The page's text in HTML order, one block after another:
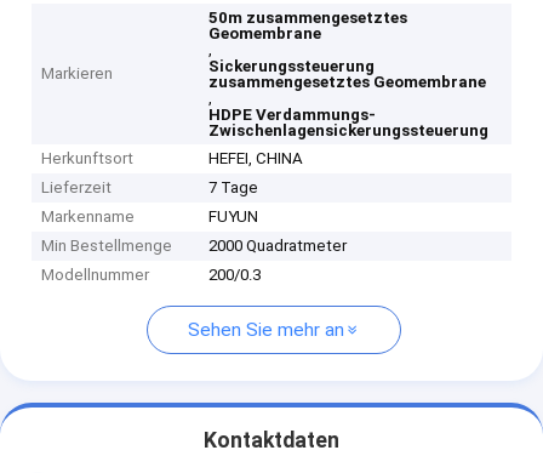
Markieren
50m zusammengesetztes
Geomembrane
,
Sickerungssteuerung
zusammengesetztes Geomembrane
,
HDPE Verdammungs-
Zwischenlagensickerungssteuerung
Herkunftsort
HEFEI, CHINA
Lieferzeit
7 Tage
Markenname
FUYUN
Min Bestellmenge
2000 Quadratmeter
Modellnummer
200/0.3
Sehen Sie mehr an
Kontaktdaten